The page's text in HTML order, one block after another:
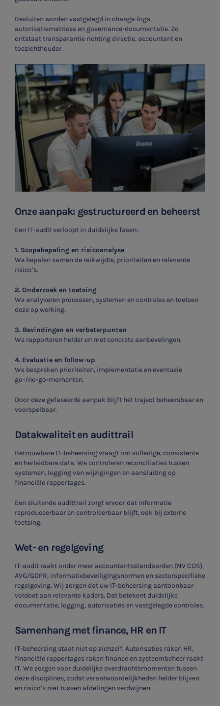
SNEL UW ANTWOORD VINDEN
Besluiten worden vastgelegd in change-logs,
autorisatiematrices en governance-documentatie. Zo
ontstaat transparantie richting directie, accountant en
toezichthouder.
Onze aanpak: gestructureerd en beheerst
Een IT-audit verloopt in duidelijke fasen:
1. Scopebepaling en risicoanalyse
We bepalen samen de reikwijdte, prioriteiten en relevante
risico’s.
2. Onderzoek en toetsing
We analyseren processen, systemen en controles en toetsen
deze op werking.
3. Bevindingen en verbeterpunten
We rapporteren helder en met concrete aanbevelingen.
4. Evaluatie en follow-up
We bespreken prioriteiten, implementatie en eventuele
go-/no-go-momenten.
Door deze gefaseerde aanpak blijft het traject beheersbaar en
voorspelbaar.
Datakwaliteit en audittrail
Betrouwbare IT-beheersing vraagt om volledige, consistente
en herleidbare data. We controleren reconciliaties tussen
systemen, logging van wijzigingen en aansluiting op
financiële rapportages.
Een sluitende audittrail zorgt ervoor dat informatie
reproduceerbaar en controleerbaar blijft, ook bij externe
toetsing.
Wet- en regelgeving
IT-audit raakt onder meer accountantsstandaarden (NV COS),
AVG/GDPR, informatiebeveiligingsnormen en sectorspecifieke
regelgeving. Wij zorgen dat uw IT-beheersing aantoonbaar
voldoet aan relevante kaders. Dat betekent duidelijke
documentatie, logging, autorisaties en vastgelegde controles.
Samenhang met finance, HR en IT
IT-beheersing staat niet op zichzelf. Autorisaties raken HR,
financiële rapportages raken finance en systeembeheer raakt
IT. We zorgen voor duidelijke overdrachtsmomenten tussen
deze disciplines, zodat verantwoordelijkheden helder blijven
en risico’s niet tussen afdelingen verdwijnen.